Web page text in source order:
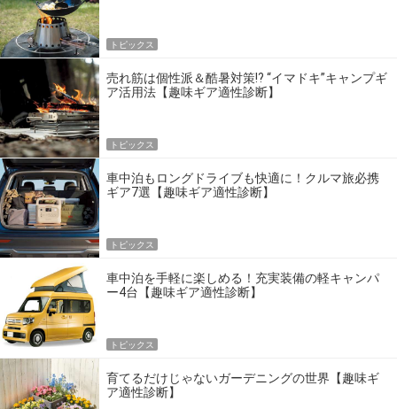
トピックス
売れ筋は個性派＆酷暑対策!? “イマドキ”キャンプギ
ア活用法【趣味ギア適性診断】
トピックス
車中泊もロングドライブも快適に！クルマ旅必携
ギア7選【趣味ギア適性診断】
トピックス
車中泊を手軽に楽しめる！充実装備の軽キャンパ
ー4台【趣味ギア適性診断】
トピックス
育てるだけじゃないガーデニングの世界【趣味ギ
ア適性診断】